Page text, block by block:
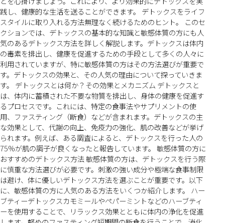
践し、健康的な生活を送ることができます。 デトックスをライフ
スタイルに取り入れる方法無理なく続けるためのヒント。 このセ
クションでは、デトックスの基本的な知識と敏感体質の方にも人
気のあるデトックス方法を詳しく解説します。デトックスは体内
の毒素を排出し、健康を促進するための手段として多くの人々に
利用されていますが、特に敏感体質の方はその方法選びが重要で
す。デトックスの効果と、その人気の理由について探っていきま
す。 デトックスとは何か？その効果とメカニズム デトックスと
は、体内に蓄積された不要な物質を排出し、身体の健康を促進す
るプロセスです。これには、特定の食事法やサプリメントの使
用、ファスティング（断食）などが含まれます。デトックスの主
な効果として、代謝の向上、免疫力の強化、肌の改善などが挙げ
られます。例えば、ある調査によると、デトックスを行った人の
75%が肌の調子が良くなったと報告しています。 敏感体質の方に
おすすめのデトックス方法 敏感体質の方は、デトックスを行う際
に慎重な方法選びが必要です。刺激の強い成分や極端な食事制限
は避け、体に優しいデトックス方法を選ぶことが重要です。以下
に、敏感体質の方に人気のある方法をいくつか紹介します。 ハー
ブティーデトックスカモミールやペパーミントなどのハーブティ
ーを使用することで、リラックス効果とともに体内の浄化を促進